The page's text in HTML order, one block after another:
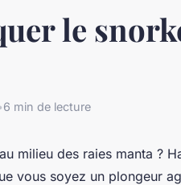
le
6 min de lecture
milieu des raies manta ?
vous soyez un plongeur